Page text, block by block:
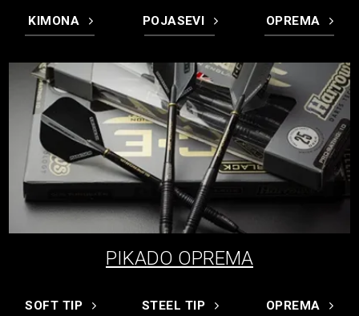
KIMONA POJASEVI OPREMA
PIKADO OPREMA
SOFT TIP STEEL TIP OPREMA